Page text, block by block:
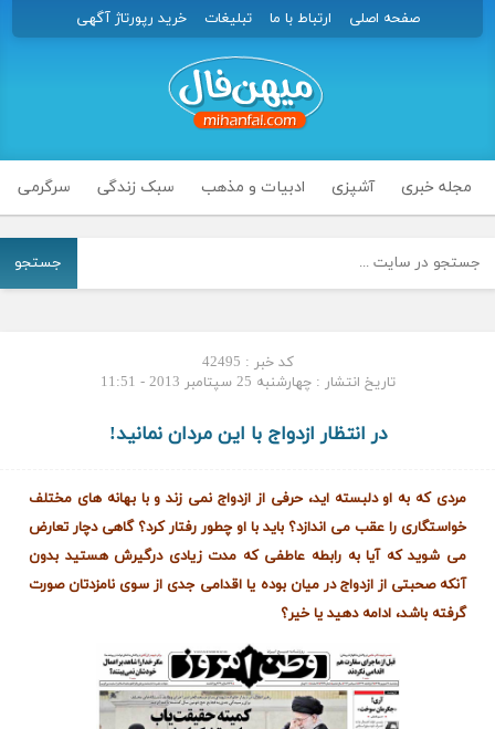
صفحه اصلی ارتباط با ما تبلیغات خرید رپورتاژ آگهی
مجله خبری آشپزی ادبیات و مذهب سبک زندگی سرگرمی
جستجو
کد خبر : 42495
تاریخ انتشار : چهارشنبه 25 سپتامبر 2013 - 11:51
در انتظار ازدواج با این مردان نمانید!
مردی که به او دلبسته اید، حرفی از ازدواج نمی زند و با بهانه های مختلف
خواستگاری را عقب می اندازد؟ باید با او چطور رفتار کرد؟ گاهی دچار تعارض
می شوید که آیا به رابطه عاطفی که مدت زیادی درگیرش هستید بدون
آنکه صحبتی از ازدواج در میان بوده یا اقدامی جدی از سوی نامزدتان صورت
گرفته باشد، ادامه دهید یا خیر؟